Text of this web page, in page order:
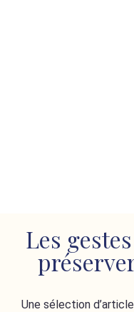
Les
Une sélection